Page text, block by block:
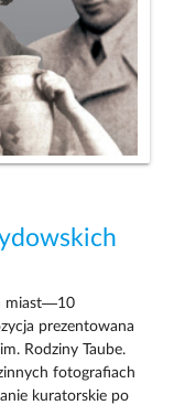
miast—10
prezentowana
Rodziny Taube.
fotografiach
kuratorskie po